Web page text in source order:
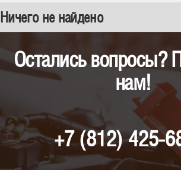
Ничего не найдено
Остались вопросы?
нам!
+7 (812) 425-